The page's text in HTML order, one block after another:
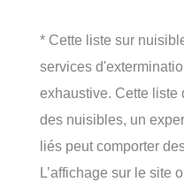
* Cette liste sur
services
exhaustive. Cette liste
des nuisibles, un
liés peut comporter
L’affichage sur le site